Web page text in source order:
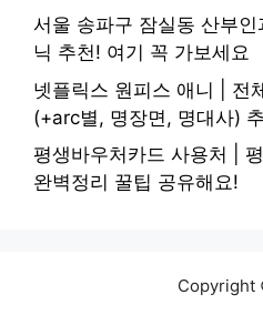
서울 송파구 잠실동 산부
닉 추천! 여기 꼭 가보세요
넷플릭스 원피스 애니 | 전
(+arc별, 명장면, 명대사)
평생바우처카드 사용처 |
완벽정리 꿀팁 공유해요!
Copyright